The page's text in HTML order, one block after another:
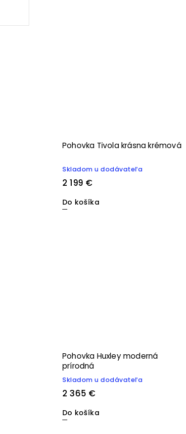
Pohovka Tivola krásna krémová
Skladom u dodávateľa
2 199 €
Do košíka
Pohovka Huxley moderná
prírodná
Skladom u dodávateľa
2 365 €
Do košíka